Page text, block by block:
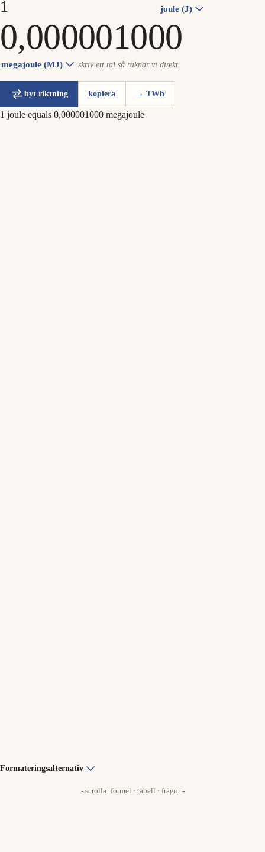
joule (J)
megajoule (MJ) skriv ett tal så räknar vi direkt
byt riktning kopiera → TWh
1 joule equals 0,000001000 megajoule
Formateringsalternativ
- scrolla: formel · tabell · frågor -